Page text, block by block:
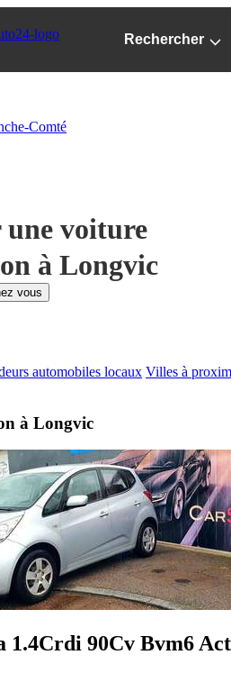
Rechercher
Comté
voiture
à Longvic
vous
automobiles locaux Villes à
à Longvic
1.4Crdi 90Cv Bvm6